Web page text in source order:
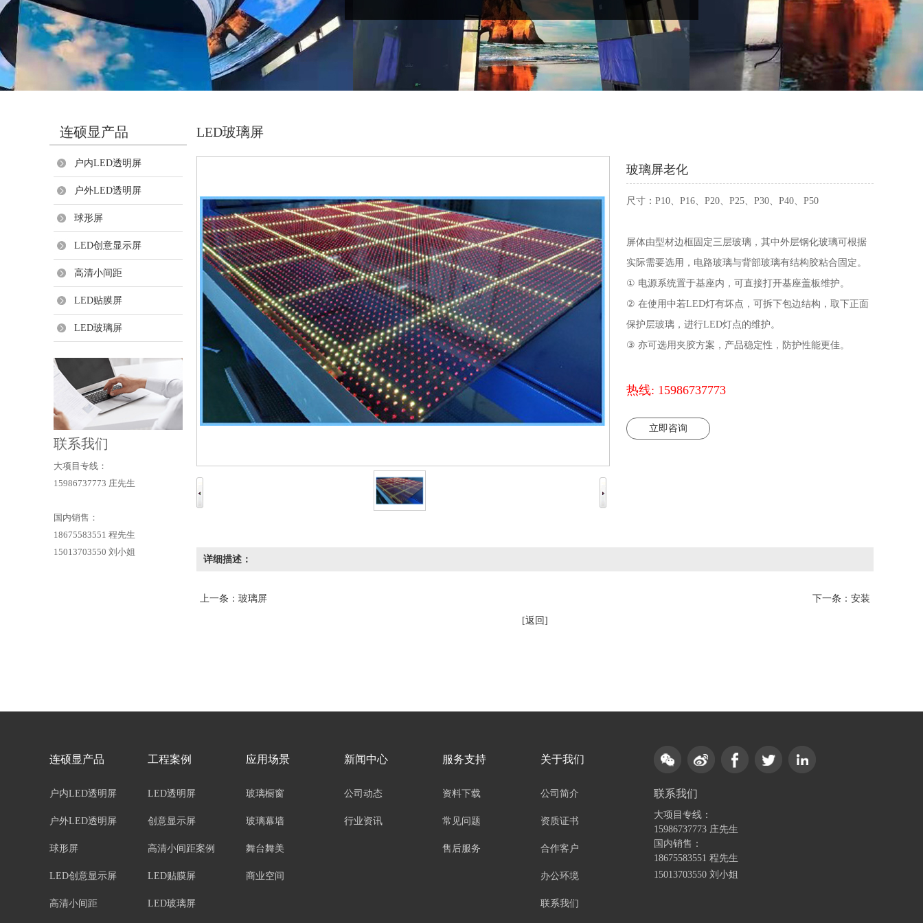
连硕显产品
户内LED透明屏
户外LED透明屏
球形屏
LED创意显示屏
高清小间距
LED贴膜屏
LED玻璃屏
联系我们
大项目专线：
15986737773 庄先生
国内销售：
18675583551 程先生
15013703550 刘小姐
LED玻璃屏
玻璃屏老化
尺寸：P10、P16、P20、P25、P30、P40、P50
屏体由型材边框固定三层玻璃，其中外层钢化玻璃可根据
实际需要选用，电路玻璃与背部玻璃有结构胶粘合固定。
① 电源系统置于基座内，可直接打开基座盖板维护。
② 在使用中若LED灯有坏点，可拆下包边结构，取下正面
保护层玻璃，进行LED灯点的维护。
③ 亦可选用夹胶方案，产品稳定性，防护性能更佳。
透明一体化显示
从此变身
热线: 15986737773
立即咨询
详细描述：
上一条： 玻璃屏 下一条： 安装
[返回]
连硕显产品
户内LED透明屏
户外LED透明屏
球形屏
LED创意显示屏
高清小间距
工程案例
LED透明屏
创意显示屏
高清小间距案例
LED贴膜屏
LED玻璃屏
应用场景
玻璃橱窗
玻璃幕墙
舞台舞美
商业空间
新闻中心
公司动态
行业资讯
服务支持
资料下载
常见问题
售后服务
关于我们
公司简介
资质证书
合作客户
办公环境
联系我们
联系我们
大项目专线：
15986737773 庄先生
国内销售：
18675583551 程先生
15013703550 刘小姐